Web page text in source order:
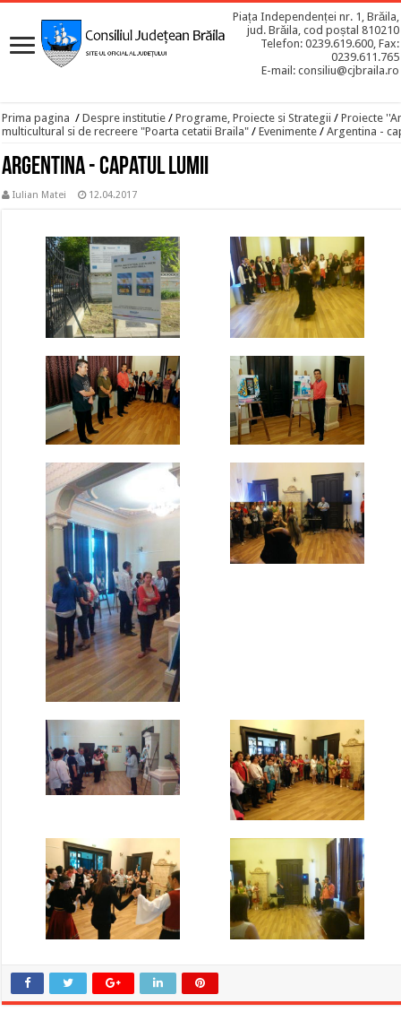
Piața Independenței nr. 1, Brăila,
jud. Brăila, cod poștal 810210
Telefon: 0239.619.600, Fax:
0239.611.765
E-mail: consiliu@cjbraila.ro
Prima pagina / Despre institutie / Programe, Proiecte si Strategii / Proiecte
multicultural si de recreere "Poarta cetatii Braila" / Evenimente / Argentina -
Argentina - capatul lumii
Iulian Matei 12.04.2017